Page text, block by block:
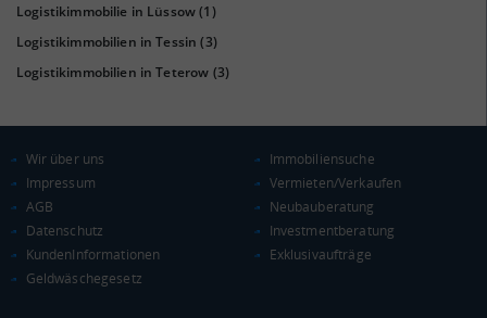
Euro pro Kopf
(Landkreis / Kreisfreie Stadt)
Kaufkraftindex
(Landkreis / Kreisfreie Stadt)
KAUFKRAFT - EURO PRO KOPF
Logistikimmobilie in Lüssow(1)
Logistikimmobilien in Tessin (3)
Logistikimmobilien in Teterow (3)
Wir über uns
Impressum
AGB
Datenschutz
KundenInformationen
Geldwäschegesetz
Immobiliensuche
Vermieten/Verkaufen
Neubauberatung
Investmentberatung
Exklusivaufträge